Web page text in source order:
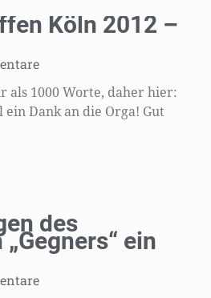
Köln 2012 –
als 1000 Worte, daher hier:
Dank an die Orga! Gut
des
ein